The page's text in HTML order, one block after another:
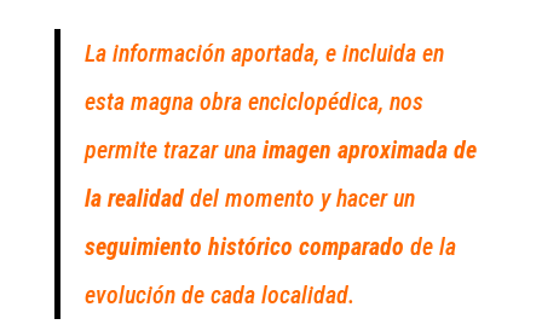
La información aportada, e incluida en
esta magna obra enciclopédica, nos
permite trazar una imagen aproximada de
la realidaddel momento y hacer un
seguimiento histórico comparado de la
evolución de cada localidad.